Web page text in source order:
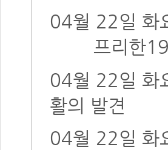
04월 22일 화
프리한19
04월 22일 화
활의 발견
04월 22일 화